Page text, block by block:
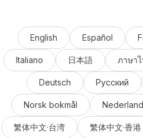
English Español
Italiano 日本語 ภาษา
Deutsch Русский
Norsk bokmål
繁体中文·台湾 繁体中文·香港